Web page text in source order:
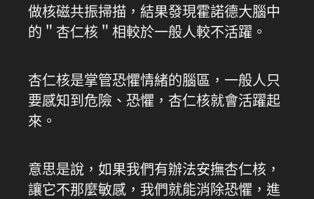
做核磁共振掃描，結果發現霍諾德大腦中
的＂杏仁核＂相較於一般人較不活躍。
杏仁核是掌管恐懼情緒的腦區，一般人只
要感知到危險、恐懼，杏仁核就會活躍起
來。
意思是說，如果我們有辦法安撫杏仁核，
讓它不那麼敏感，我們就能消除恐懼，進